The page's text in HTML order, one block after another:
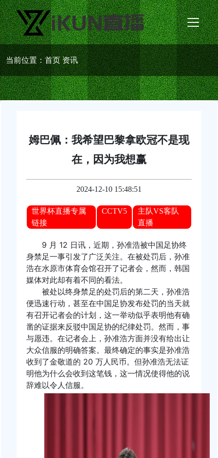
当前位置：首页资讯
姆巴佩：我希望巴黎拿欧冠不是现
在，因为我想赢
2024-12-10 15:48:51
世界杯直播专属
链接
CCTV5
主队VS客队
直播
9 月 12 日讯，近期，孙准浩被中国足协终
身禁足一事引发了广泛关注。在被处罚后，孙准
浩在水原市体育会馆召开了记者会，然而，韩国
媒体对此却有着不同的看法。
被处以终身禁足的处罚后的第二天，孙准浩
便迅速行动，甚至在中国足协发布处罚的当天就
有召开记者会的计划，这一举动似乎表明他有确
凿的证据来反驳中国足协的纪律处罚。然而，事
与愿违。在记者会上，孙准浩方面并没有给出让
大众信服的明确答案。最终确定的事实是孙准浩
收到了金敬道的 20 万人民币。但孙准浩无法证
明他为什么会收到这笔钱，这一情况使得他的说
辞难以令人信服。